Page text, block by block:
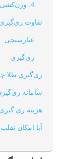
4. وزن‌کشی نهایی و تعیین عیار
تفاوت
عیارسنجی
ری‌گیری
ری‌گیری طلا
سامانه
هزینه ری
آیا امکان